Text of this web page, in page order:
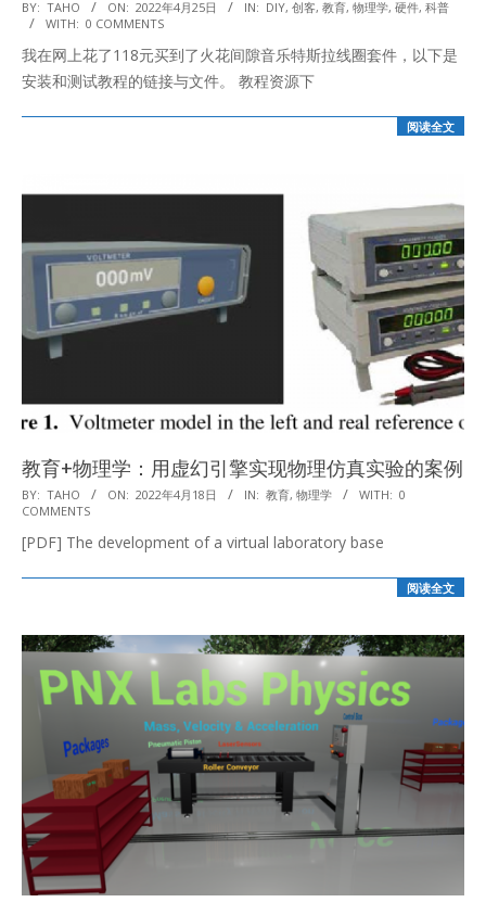
2022-
04-
25
BY: TAHO ON: 2022年4月25日 IN: DIY, 创客, 教育, 物理学, 硬件, 科普
WITH: 0 COMMENTS
我在网上花了118元买到了火花间隙音乐特斯拉线圈套件，以下是
安装和测试教程的链接与文件。 教程资源下
阅读全文
教育+物理学：用虚幻引擎实现物理仿真实验的案例
2022-
04-
18
BY: TAHO ON: 2022年4月18日 IN: 教育, 物理学 WITH: 0
COMMENTS
[PDF] The development of a virtual laboratory base
阅读全文